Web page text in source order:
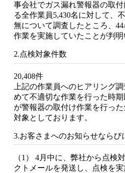
事会社でガス漏れ警報器の取
る全作業員5,430名に対して、
無について調査したところ、
作業を実施していたことが判明
2.点検対象件数
20,408件
上記の作業員へのヒアリング
めて不適切な作業を行った時
が警報器の取付け作業を行っ
対象としております。
3.お客さまへのお知らせならび
（1） 4月中に、弊社から点検
クトメールを発送し、点検を